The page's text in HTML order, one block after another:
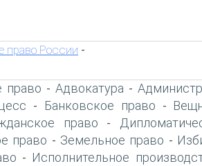
право России -
право - Адвокатура -
- Банковское право -
право -
право - Земельное право -
- Исполнительное